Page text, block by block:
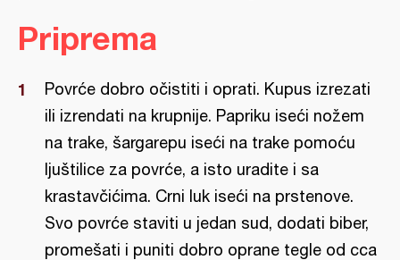
Priprema
Povrće dobro očistiti i oprati. Kupus izrezati
ili izrendati na krupnije. Papriku iseći nožem
na trake, šargarepu iseći na trake pomoću
ljuštilice za povrće, a isto uradite i sa
krastavčićima. Crni luk iseći na prstenove.
Svo povrće staviti u jedan sud, dodati biber,
promešati i puniti dobro oprane tegle od cca